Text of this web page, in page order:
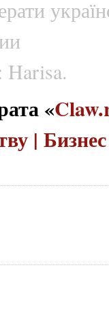
Harisa.
«
|